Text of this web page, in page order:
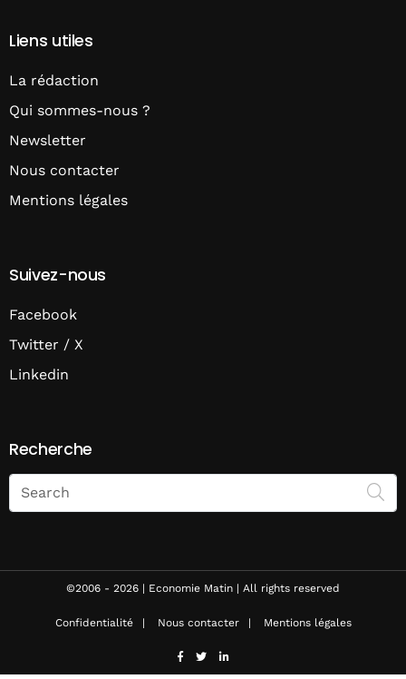
Liens utiles
La rédaction
Qui sommes-nous ?
Newsletter
Nous contacter
Mentions légales
Suivez-nous
Facebook
Twitter / X
Linkedin
Recherche
Search
on
Economie
©2006 - 2026 | Economie Matin | All rights reserved
Confidentialité Nous contacter Mentions légales
facebook
twitterlinkedin